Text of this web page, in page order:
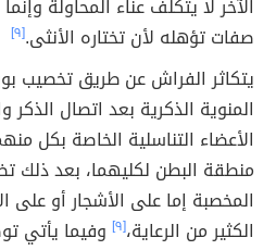
الآخر لا يتكلّف عناء المحاولة
صفات تؤهله لأن تختاره الأنثى.[٩]
يتكاثر الفراش عن طريق تخصيب
المنوية الذكرية بعد اتصال الذكر
الأعضاء التناسلية الخاصة بكل
منطقة البطن لكليهما، بعد ذلك
المخصبة إما على الأشجار أو
الكثير من الرعاية،[٩]
وفيما يأتي